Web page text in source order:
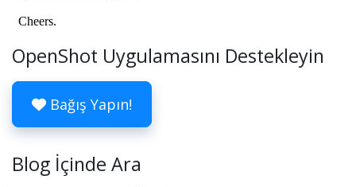
OpenShot Uygulamasını Destekleyin
Bağış Yapın!
Blog İçinde Ara